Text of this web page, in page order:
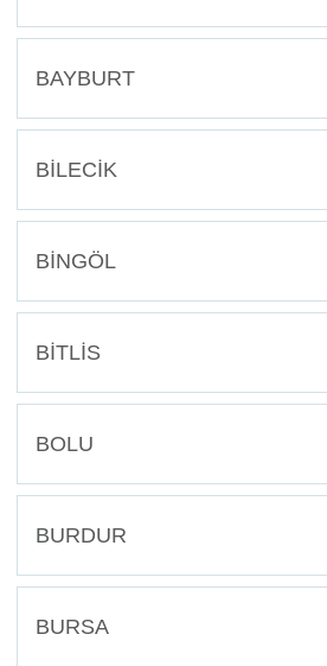
BAYBURT
BİLECİK
BİNGÖL
BİTLİS
BOLU
BURDUR
BURSA